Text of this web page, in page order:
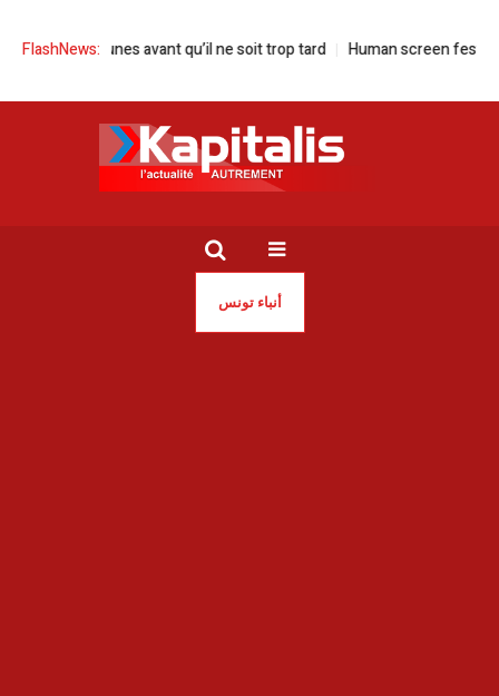
FlashNews:
avant qu’il ne soit trop tard Human screen festival à la Cité de
أنباء تونس